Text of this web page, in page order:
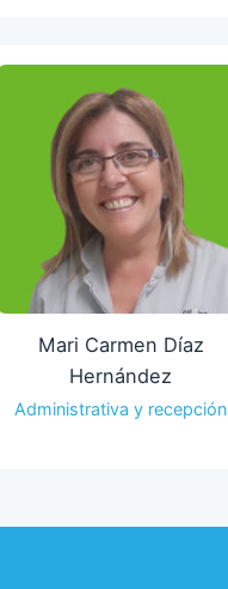
Mari Carmen Díaz
Hernández
Administrativa y recepción